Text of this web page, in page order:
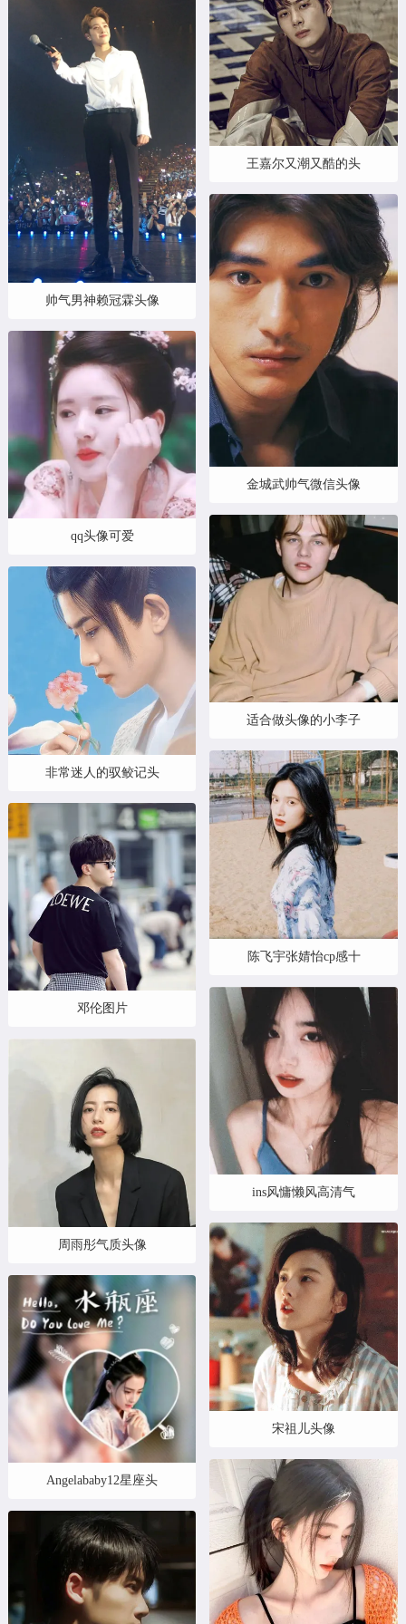
帅气男神赖冠霖头像
qq头像可爱
非常迷人的驭鲛记头
邓伦图片
周雨彤气质头像
Angelababy12星座头
王嘉尔又潮又酷的头
金城武帅气微信头像
适合做头像的小李子
陈飞宇张婧怡cp感十
ins风慵懒风高清气
宋祖儿头像